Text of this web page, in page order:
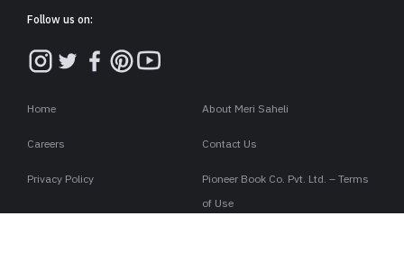
Follow us on:
Home About Meri Saheli
Careers Contact Us
Privacy Policy
Pioneer Book Co. Pvt. Ltd. – Terms
of Use